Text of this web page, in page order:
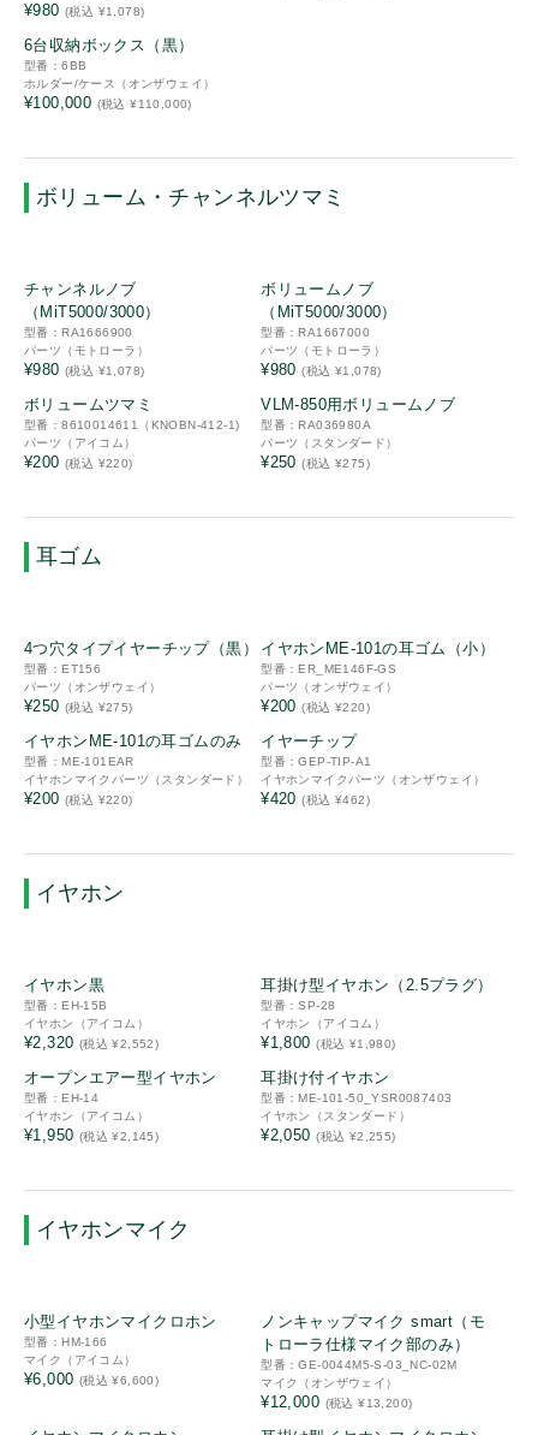
オンザウェイ
¥980 (税込 ¥1,078)
6台収納ボックス（黒）
型番：6BB
ホルダー/ケース（オンザウェイ）
¥100,000 (税込 ¥110,000)
ボリューム・チャンネルツマミ
チャンネルノブ
（MiT5000/3000）
型番：RA1666900
パーツ（モトローラ）
¥980 (税込 ¥1,078)
ボリュームノブ
（MiT5000/3000）
型番：RA1667000
パーツ（モトローラ）
¥980 (税込 ¥1,078)
ボリュームツマミ
型番：8610014611（KNOBN-412-1)
パーツ（アイコム）
¥200 (税込 ¥220)
VLM-850用ボリュームノブ
型番：RA036980A
パーツ（スタンダード）
¥250 (税込 ¥275)
耳ゴム
新品
4つ穴タイプイヤーチップ（黒）
型番：ET156
パーツ（オンザウェイ）
¥250 (税込 ¥275)
イヤホンME-101の耳ゴム（小）
型番：ER_ME146F-GS
パーツ（オンザウェイ）
¥200 (税込 ¥220)
イヤホンME-101の耳ゴムのみ
型番：ME-101EAR
イヤホンマイクパーツ（スタンダード）
¥200 (税込 ¥220)
イヤーチップ
型番：GEP-TIP-A1
イヤホンマイクパーツ（オンザウェイ）
¥420 (税込 ¥462)
イヤホン
イヤホン黒
型番：EH-15B
イヤホン（アイコム）
¥2,320 (税込 ¥2,552)
新品
耳掛け型イヤホン（2.5プラグ）
型番：SP-28
イヤホン（アイコム）
¥1,800 (税込 ¥1,980)
新品
オープンエアー型イヤホン
型番：EH-14
イヤホン（アイコム）
¥1,950 (税込 ¥2,145)
新品
耳掛け付イヤホン
型番：ME-101-50_YSR0087403
イヤホン（スタンダード）
¥2,050 (税込 ¥2,255)
イヤホンマイク
新品
小型イヤホンマイクロホン
型番：HM-166
マイク（アイコム）
¥6,000 (税込 ¥6,600)
ノンキャップマイク smart（モ
トローラ仕様マイク部のみ）
型番：GE-0044M5-S-03_NC-02M
マイク（オンザウェイ）
¥12,000 (税込 ¥13,200)
新品
イヤホンマイク
スピーカーマイク
マイク
イヤホン
バッテリ
充電アダプター/ケーブル
ホルダー/ケース
ストラップ
ベルトクリップ
ケーブル
イヤホンマイクパーツ
中古・リユース品
特別価格品
Bluetooth
同時通話
免許局
特定小電力
販売終了品
2.5㎜プラグ
3.5㎜プラグ
耳ゴム
風防
マイクスポンジ
耳掛け
チャンネルツマミ
サイドカバー